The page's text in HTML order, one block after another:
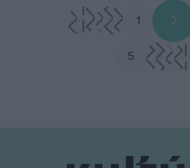
<< < 1 2
5 >